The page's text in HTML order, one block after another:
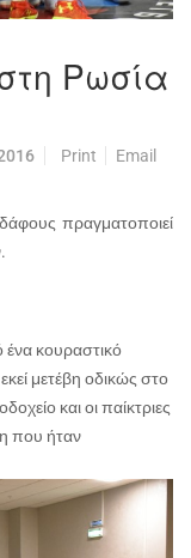
Ρωσία
Print
Email
πραγματοποιεί
κουραστικό
μετέβη οδικώς στο
και οι παίκτριες
που ήταν